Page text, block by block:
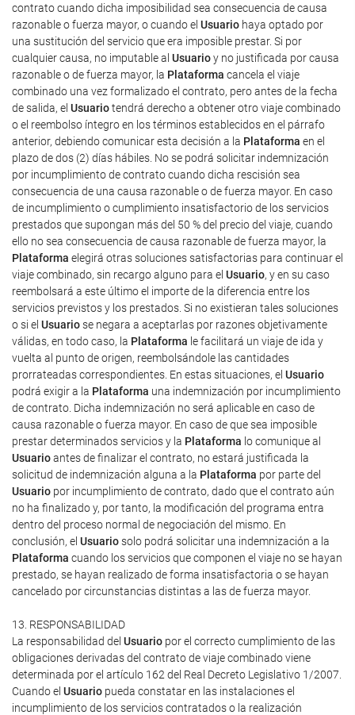
contrato cuando dicha imposibilidad sea consecuencia de causa
razonable o fuerza mayor, o cuando el Usuario haya optado por
una sustitución del servicio que era imposible prestar. Si por
cualquier causa, no imputable al Usuarioy no justificada por causa
razonable o de fuerza mayor, la Plataforma cancela el viaje
combinado una vez formalizado el contrato, pero antes de la fecha
de salida, el Usuariotendrá derecho a obtener otro viaje combinado
o el reembolso íntegro en los términos establecidos en el párrafo
anterior, debiendo comunicar esta decisión a la Plataforma en el
plazo de dos (2) días hábiles. No se podrá solicitar indemnización
por incumplimiento de contrato cuando dicha rescisión sea
consecuencia de una causa razonable o de fuerza mayor. En caso
de incumplimiento o cumplimiento insatisfactorio de los servicios
prestados que supongan más del 50 % del precio del viaje, cuando
ello no sea consecuencia de causa razonable de fuerza mayor, la
Plataforma elegirá otras soluciones satisfactorias para continuar el
viaje combinado, sin recargo alguno para el Usuario, y en su caso
reembolsará a este último el importe de la diferencia entre los
servicios previstos y los prestados. Si no existieran tales soluciones
o si el Usuariose negara a aceptarlas por razones objetivamente
válidas, en todo caso, la Plataforma le facilitará un viaje de ida y
vuelta al punto de origen, reembolsándole las cantidades
prorrateadas correspondientes. En estas situaciones, el Usuario
podrá exigir a la Plataforma una indemnización por incumplimiento
de contrato. Dicha indemnización no será aplicable en caso de
causa razonable o fuerza mayor. En caso de que sea imposible
prestar determinados servicios y la Plataforma lo comunique al
Usuarioantes de finalizar el contrato, no estará justificada la
solicitud de indemnización alguna a la Plataforma por parte del
Usuario por incumplimiento de contrato, dado que el contrato aún
no ha finalizado y, por tanto, la modificación del programa entra
dentro del proceso normal de negociación del mismo. En
conclusión, el Usuariosolo podrá solicitar una indemnización a la
Plataforma cuando los servicios que componen el viaje no se hayan
prestado, se hayan realizado de forma insatisfactoria o se hayan
cancelado por circunstancias distintas a las de fuerza mayor.
13. RESPONSABILIDAD
La responsabilidad del Usuario por el correcto cumplimiento de las
obligaciones derivadas del contrato de viaje combinado viene
determinada por el artículo 162 del Real Decreto Legislativo 1/2007.
Cuando el Usuario pueda constatar en las instalaciones el
incumplimiento de los servicios contratados o la realización